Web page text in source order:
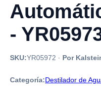
-
SKU:YR05972 · Por
Categoría:Destilador de